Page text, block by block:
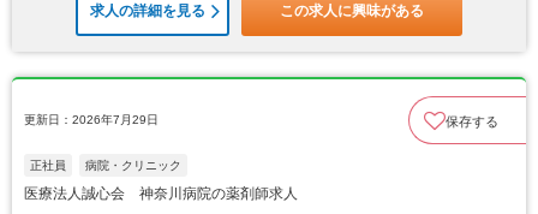
求人の詳細を見る この求人に興味がある
更新日：2026年7月29日 保存する
正社員 病院・クリニック
医療法人誠心会 神奈川病院の薬剤師求人